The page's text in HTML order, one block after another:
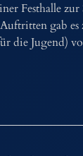
Festhalle
gab
die Jugend)